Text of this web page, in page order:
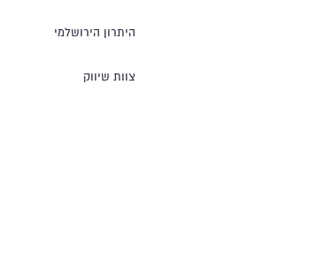
היתרון הירושלמי
צוות שיווק